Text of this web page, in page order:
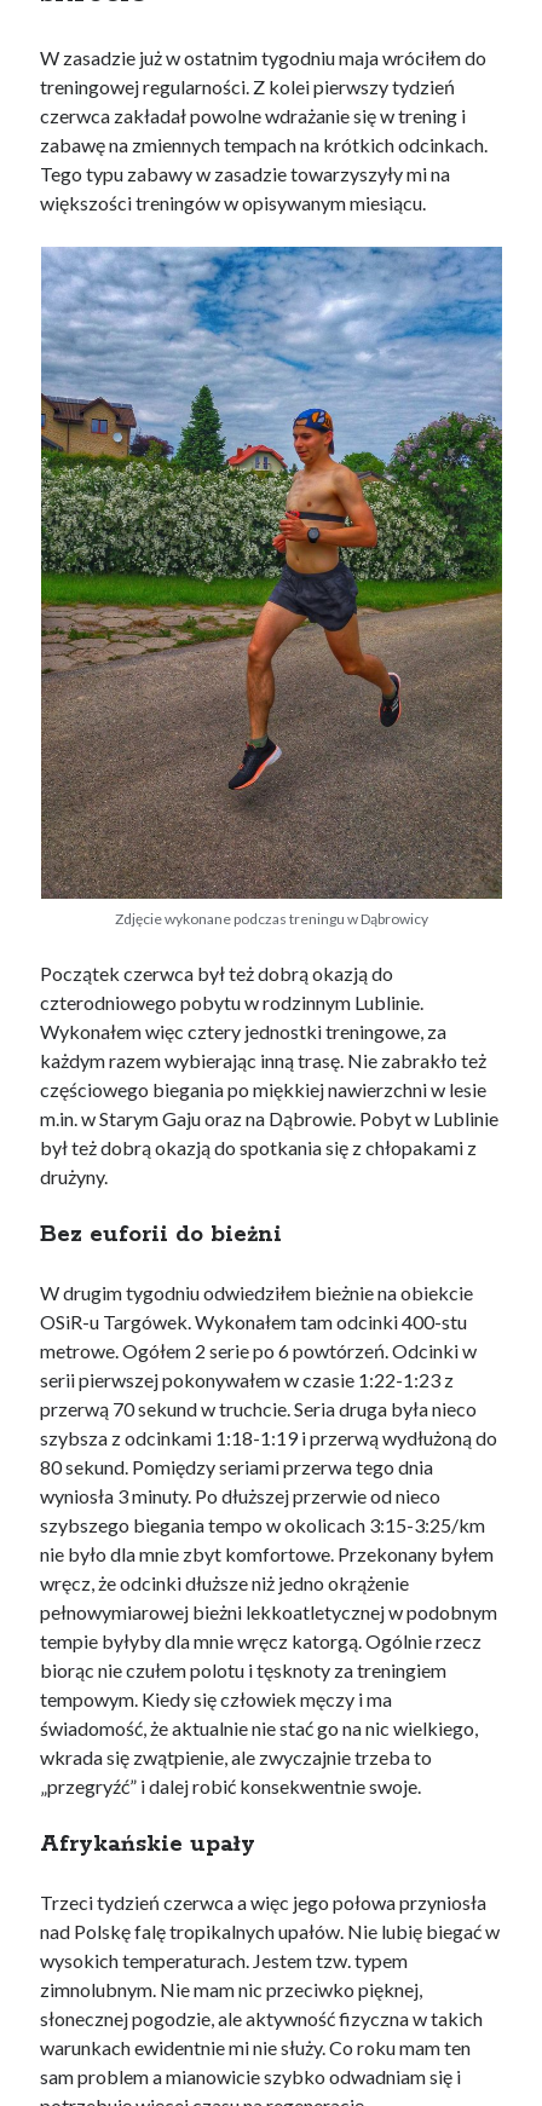
W zasadzie już w ostatnim tygodniu maja wróciłem do
treningowej regularności. Z kolei pierwszy tydzień
czerwca zakładał powolne wdrażanie się w trening i
zabawę na zmiennych tempach na krótkich odcinkach.
Tego typu zabawy w zasadzie towarzyszyły mi na
większości treningów w opisywanym miesiącu.
Zdjęcie wykonane podczas treningu w Dąbrowicy
Początek czerwca był też dobrą okazją do
czterodniowego pobytu w rodzinnym Lublinie.
Wykonałem więc cztery jednostki treningowe, za
każdym razem wybierając inną trasę. Nie zabrakło też
częściowego biegania po miękkiej nawierzchni w lesie
m.in. w Starym Gaju oraz na Dąbrowie. Pobyt w Lublinie
był też dobrą okazją do spotkania się z chłopakami z
drużyny.
Bez euforii do bieżni
W drugim tygodniu odwiedziłem bieżnie na obiekcie
OSiR-u Targówek. Wykonałem tam odcinki 400-stu
metrowe. Ogółem 2 serie po 6 powtórzeń. Odcinki w
serii pierwszej pokonywałem w czasie 1:22-1:23 z
przerwą 70 sekund w truchcie. Seria druga była nieco
szybsza z odcinkami 1:18-1:19 i przerwą wydłużoną do
80 sekund. Pomiędzy seriami przerwa tego dnia
wyniosła 3 minuty. Po dłuższej przerwie od nieco
szybszego biegania tempo w okolicach 3:15-3:25/km
nie było dla mnie zbyt komfortowe. Przekonany byłem
wręcz, że odcinki dłuższe niż jedno okrążenie
pełnowymiarowej bieżni lekkoatletycznej w podobnym
tempie byłyby dla mnie wręcz katorgą. Ogólnie rzecz
biorąc nie czułem polotu i tęsknoty za treningiem
tempowym. Kiedy się człowiek męczy i ma
świadomość, że aktualnie nie stać go na nic wielkiego,
wkrada się zwątpienie, ale zwyczajnie trzeba to
„przegryźć” i dalej robić konsekwentnie swoje.
Afrykańskie upały
Trzeci tydzień czerwca a więc jego połowa przyniosła
nad Polskę falę tropikalnych upałów. Nie lubię biegać w
wysokich temperaturach. Jestem tzw. typem
zimnolubnym. Nie mam nic przeciwko pięknej,
słonecznej pogodzie, ale aktywność fizyczna w takich
warunkach ewidentnie mi nie służy. Co roku mam ten
sam problem a mianowicie szybko odwadniam się i